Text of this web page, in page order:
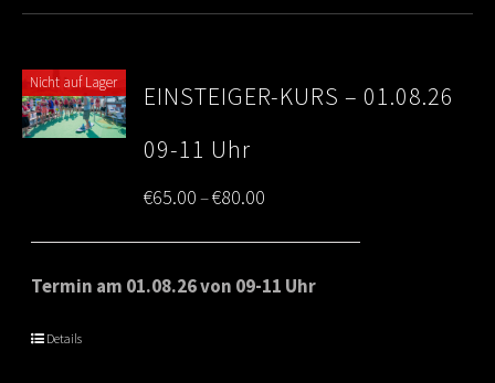
Nicht auf Lager
EINSTEIGER-KURS – 01.08.26
09-11 Uhr
€65.00–€80.00
range:
€65.00
Termin am 01.08.26 von 09-11 Uhr
Details